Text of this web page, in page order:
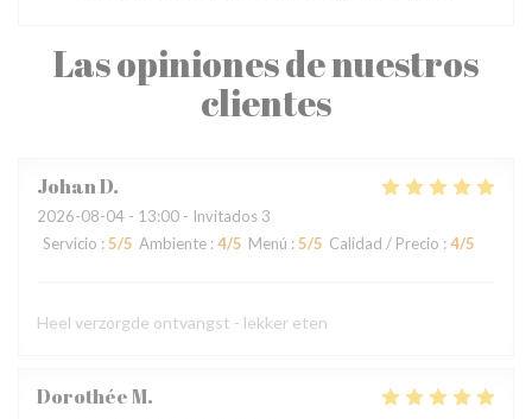
Las opiniones de nuestros
clientes
JohanD
2026-08-04 - 13:00 - Invitados 3
Servicio : 5/5 Ambiente : 4/5 Menú : 5/5 Calidad / Precio : 4/5
Heel verzorgde ontvangst - lekker eten
DorothéeM